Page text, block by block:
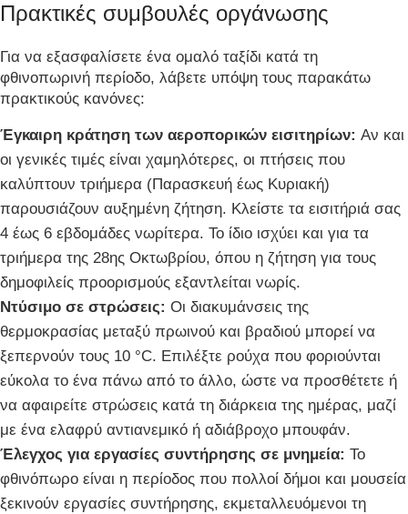
Πρακτικές συμβουλές οργάνωσης
Για να εξασφαλίσετε ένα ομαλό ταξίδι κατά τη
φθινοπωρινή περίοδο, λάβετε υπόψη τους παρακάτω
πρακτικούς κανόνες:
Έγκαιρη κράτηση των αεροπορικών εισιτηρίων: Αν και
οι γενικές τιμές είναι χαμηλότερες, οι πτήσεις που
καλύπτουν τριήμερα (Παρασκευή έως Κυριακή)
παρουσιάζουν αυξημένη ζήτηση. Κλείστε τα εισιτήριά σας
4 έως 6 εβδομάδες νωρίτερα. Το ίδιο ισχύει και για τα
τριήμερα της 28ης Οκτωβρίου, όπου η ζήτηση για τους
δημοφιλείς προορισμούς εξαντλείται νωρίς.
Ντύσιμο σε στρώσεις: Οι διακυμάνσεις της
θερμοκρασίας μεταξύ πρωινού και βραδιού μπορεί να
ξεπερνούν τους 10 °C. Επιλέξτε ρούχα που φοριούνται
εύκολα το ένα πάνω από το άλλο, ώστε να προσθέτετε ή
να αφαιρείτε στρώσεις κατά τη διάρκεια της ημέρας, μαζί
με ένα ελαφρύ αντιανεμικό ή αδιάβροχο μπουφάν.
Έλεγχος για εργασίες συντήρησης σε μνημεία: Το
φθινόπωρο είναι η περίοδος που πολλοί δήμοι και μουσεία
ξεκινούν εργασίες συντήρησης, εκμεταλλευόμενοι τη